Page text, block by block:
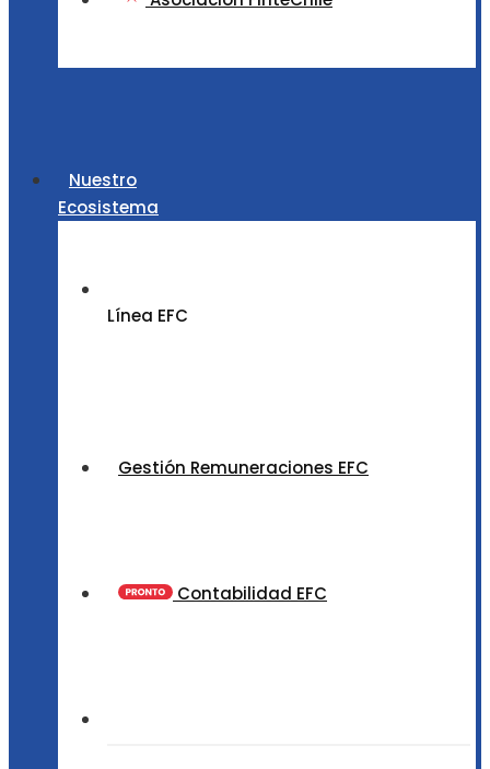
Nuestro
Ecosistema
Línea EFC
Gestión Remuneraciones EFC
Contabilidad EFC